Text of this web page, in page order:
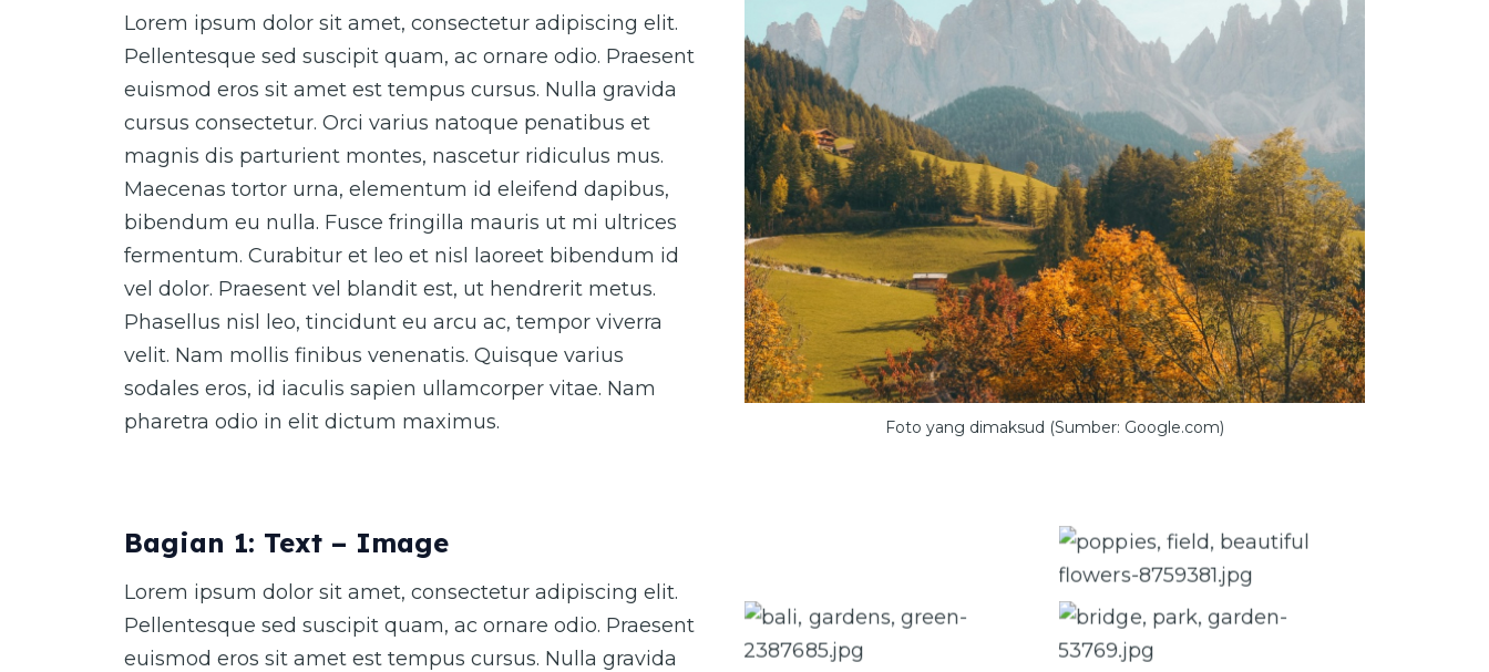
Lorem ipsum dolor sit amet, consectetur adipiscing elit.
Pellentesque sed suscipit quam, ac ornare odio. Praesent
euismod eros sit amet est tempus cursus. Nulla gravida
cursus consectetur. Orci varius natoque penatibus et
magnis dis parturient montes, nascetur ridiculus mus.
Maecenas tortor urna, elementum id eleifend dapibus,
bibendum eu nulla. Fusce fringilla mauris ut mi ultrices
fermentum. Curabitur et leo et nisl laoreet bibendum id
vel dolor. Praesent vel blandit est, ut hendrerit metus.
Phasellus nisl leo, tincidunt eu arcu ac, tempor viverra
velit. Nam mollis finibus venenatis. Quisque varius
sodales eros, id iaculis sapien ullamcorper vitae. Nam
pharetra odio in elit dictum maximus.
Foto yang dimaksud (Sumber: Google.com)
Bagian 1: Text – Image
Lorem ipsum dolor sit amet, consectetur adipiscing elit.
Pellentesque sed suscipit quam, ac ornare odio. Praesent
euismod eros sit amet est tempus cursus. Nulla gravida
Caption 2
Caption 3